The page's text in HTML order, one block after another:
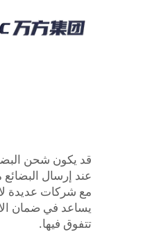
قد يكون شحن
مع شركات عديدة
يساعد في ضمان
تتفوق فيها.